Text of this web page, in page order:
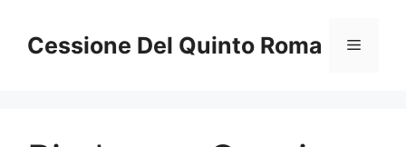
contenuto
Cessione Del Quinto Roma Menu